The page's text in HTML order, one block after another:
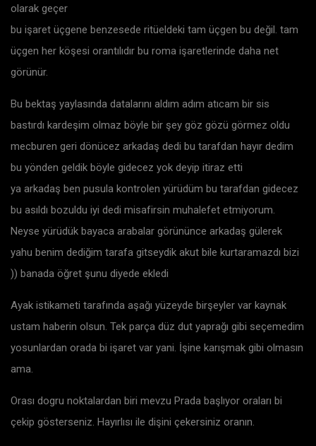
olarak geçer
bu işaret üçgene benzesede ritüeldeki tam üçgen bu değil. tam
üçgen her köşesi orantılıdır bu roma işaretlerinde daha net
görünür.
Bu bektaş yaylasında datalarını aldım adım atıcam bir sis
bastırdı kardeşim olmaz böyle bir şey göz gözü görmez oldu
mecburen geri dönücez arkadaş dedi bu tarafdan hayır dedim
bu yönden geldik böyle gidecez yok deyip itiraz etti
ya arkadaş ben pusula kontrolen yürüdüm bu tarafdan gidecez
bu asıldı bozuldu iyi dedi misafirsin muhalefet etmiyorum.
Neyse yürüdük bayaca arabalar görününce arkadaş gülerek
yahu benim dediğim tarafa gitseydik akut bile kurtaramazdı bizi
)) banada öğret şunu diyede ekledi
Ayak istikameti tarafında aşağı yüzeyde birşeyler var kaynak
ustam haberin olsun. Tek parça düz dut yaprağı gibi seçemedim
yosunlardan orada bi işaret var yani. İşine karışmak gibi olmasın
ama.
Orası dogru noktalardan biri mevzu Prada başlıyor oraları bi
çekip gösterseniz. Hayırlısı ile dişini çekersiniz oranın.